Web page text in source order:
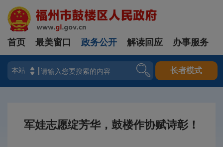
登录
首页 最美窗口 政务公开 解读回应 办事服务
长者模式
军娃志愿绽芳华，鼓楼作协赋诗彰！